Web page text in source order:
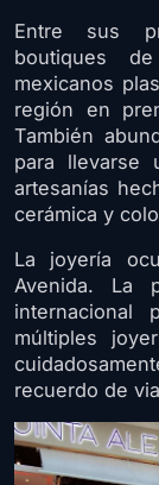
Entre sus
boutiques
mexicanos
región en
También
para llevarse
artesanías
cerámica y
La joyería
Avenida. La
múltiples
recuerdo de